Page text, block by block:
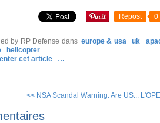
Repost 0
by RP Defense dans europe & usa uk
helicopter
cet article
…
<< NSA Scandal Warning: Are US...